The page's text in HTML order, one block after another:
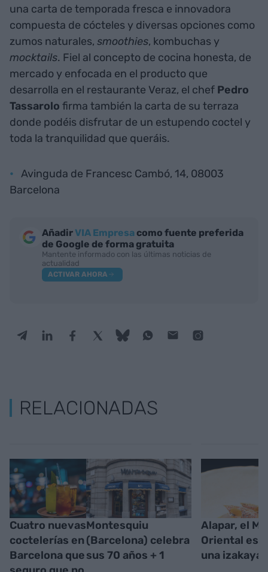
una carta de temporada fresca e innovadora
compuesta de cócteles y diversas opciones como
zumos naturales, smoothies, kombuchas y
mocktails. Fiel al concepto de cocina honesta, de
mercado y enfocada en el producto que
desarrolla en el restaurante Veraz, el chef Pedro
Tassarolo firma también la carta de su terraza
donde podéis disfrutar de un estupendo coctel y
toda la tranquilidad que queráis.
Avinguda de Francesc Cambó, 14, 08003
Barcelona
AñadirVIA Empresa como fuente preferida
de Google de forma gratuita
Mantente informado con las últimas noticias de
actualidad
ACTIVAR AHORA
RELACIONADAS
Cuatro nuevas
coctelerías en
Barcelona que
Montesquiu
(Barcelona) celebra
sus 70 años + 1
Alapar, el
Oriental
una izakaya